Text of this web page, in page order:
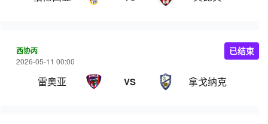
西协丙
2026-05-11 00:00
雷奥亚 VS 拿戈纳克
已结束